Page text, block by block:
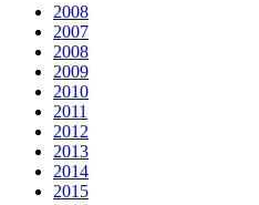
2008
2007
2008
2009
2010
2011
2012
2013
2014
2015